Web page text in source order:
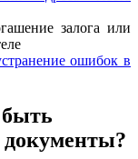
залога или
ошибок в